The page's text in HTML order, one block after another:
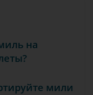
на
мили